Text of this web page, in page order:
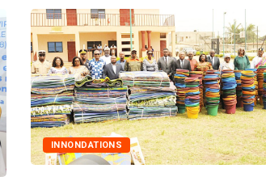
INNONDATIONS